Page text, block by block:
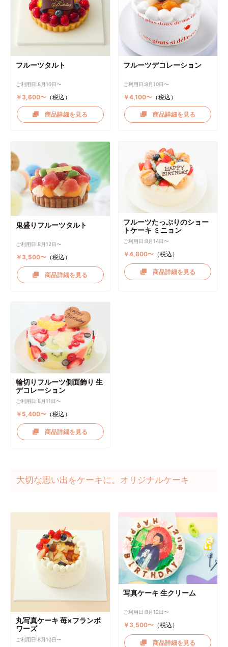
フルーツタルト
ご利用日:8月10日〜
￥3,600〜（税込）
商品詳細を見る
フルーツデコレーション
ご利用日:8月10日〜
￥4,100〜 （税込）
商品詳細を見る
鬼盛りフルーツタルト
ご利用日:8月12日〜
￥3,500〜（税込）
商品詳細を見る
フルーツたっぷりのショー
トケーキ ミニョン
ご利用日:8月14日〜
￥4,800〜 （税込）
商品詳細を見る
輪切りフルーツ側面飾り 生
デコレーション
ご利用日:8月11日〜
￥5,400〜（税込）
商品詳細を見る
大切な思い出をケーキに。オリジナルケーキ
丸写真ケーキ 苺×フランボ
ワーズ
ご利用日:8月10日〜
写真ケーキ 生クリーム
ご利用日:8月12日〜
￥3,500〜 （税込）
商品詳細を見る